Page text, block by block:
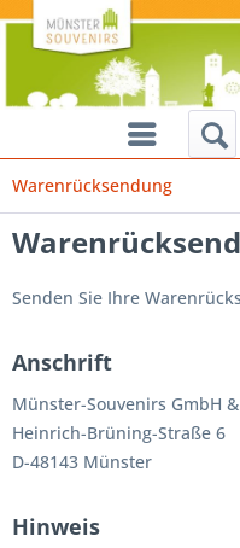
Warenrücksendung
Senden Sie Ihre
Anschrift
Münster-Souvenirs GmbH &
Heinrich-Brüning-Straße 6
D-48143 Münster
Hinweis